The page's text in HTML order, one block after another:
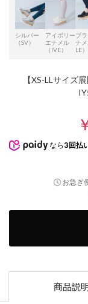
シルバー
（SV）
アイボリー
エナメル
（IVE）
ブ
ナ
LE）
【XS-LLサイズ
なら 3回払
お急ぎ
商品説